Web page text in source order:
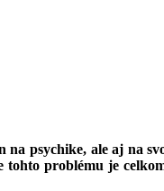
psychike, ale aj na
problému je